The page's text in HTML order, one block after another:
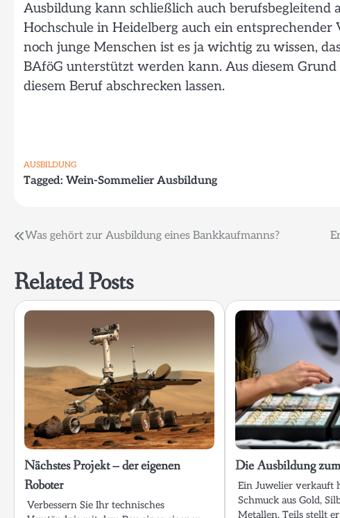
Ausbildung kann schließlich auch berufsbegleitend
Hochschule in Heidelberg auch ein
noch junge Menschen ist es ja wichtig zu wissen,
BAföG unterstützt werden kann. Aus diesem
diesem Beruf abschrecken lassen.
AUSBILDUNG
Tagged: Wein-Sommelier Ausbildung
Beitragsnavigation
Was gehört zur Ausbildung eines Bankkaufmanns?
Related Posts
Nächstes Projekt – der eigenen
Roboter
Verbessern Sie Ihr technisches
Die Ausbildung
Ein Juwelier verkauft
Schmuck aus Gold,
Metallen. Teils stellt